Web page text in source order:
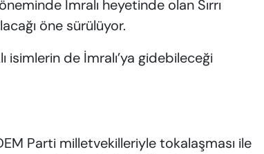
İmralı heyetinde olan Sırrı
öne sürülüyor.
de İmralı’ya gidebileceği
Parti milletvekilleriyle tokalaşması ile